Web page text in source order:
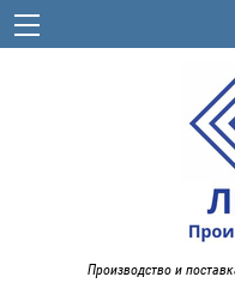
Производство и